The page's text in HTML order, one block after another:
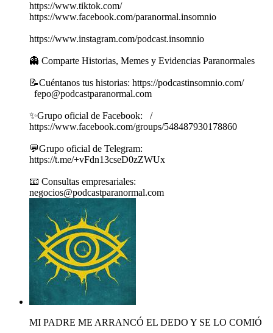
https://www.tiktok.com/
https://www.facebook.com/paranormal.insomnio
https://www.instagram.com/podcast.insomnio
👻 Comparte Historias, Memes y Evidencias Paranormales
📝Cuéntanos tus historias: https://podcastinsomnio.com/
fepo@podcastparanormal.com
✨Grupo oficial de Facebook: /
https://www.facebook.com/groups/548487930178860
💬Grupo oficial de Telegram:
https://t.me/+vFdn13cseD0zZWUx
📧 Consultas empresariales:
negocios@podcastparanormal.com
MI PADRE ME ARRANCÓ EL DEDO Y SE LO COMIÓ